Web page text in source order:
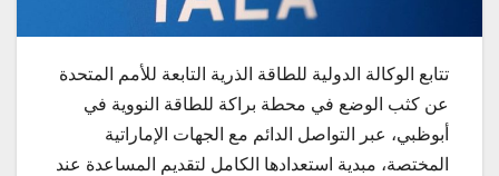
تتابع الوكالة الدولية للطاقة الذرية التابعة للأمم المتحدة
عن كثب الوضع في محطة براكة للطاقة النووية في
أبوظبي، عبر التواصل الدائم مع الجهات الإماراتية
المختصة، مبدية استعدادها الكامل لتقديم المساعدة عند